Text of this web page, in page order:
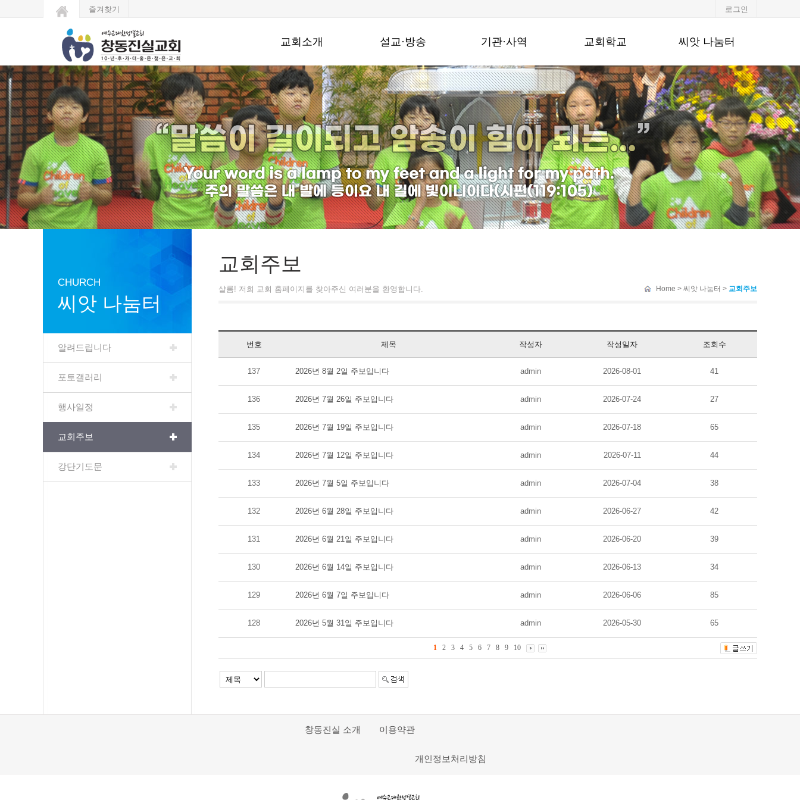
즐겨찾기 로그인
교회소개
창동진실교회는
교회연혁
예배안내
섬기는 이들
찾아오시는길
설교·방송
주일설교
수요밤예배
금요밤기도회
온라인성경공부
특별영상
기관·사역
기관
지역사회와함께
선교사역
교회학교
유·초등부
중·고등부
청년부
씨앗 나눔터
알려드립니다
포토갤러리
행사일정
교회주보
강단기도문
CHURCH
씨앗 나눔터
알려드립니다
포토갤러리
행사일정
교회주보
강단기도문
교회주보
샬롬! 저희 교회 홈페이지를 찾아주신 여러분을 환영합니다. Home > 씨앗 나눔터 > 교회주보
번호 제목 작성자 작성일자 조회수
137 2026년 8월 2일 주보입니다 admin 2026-08-01 41
136 2026년 7월 26일 주보입니다 admin 2026-07-24 27
135 2026년 7월 19일 주보입니다 admin 2026-07-18 65
134 2026년 7월 12일 주보입니다 admin 2026-07-11 44
133 2026년 7월 5일 주보입니다 admin 2026-07-04 38
132 2026년 6월 28일 주보입니다 admin 2026-06-27 42
131 2026년 6월 21일 주보입니다 admin 2026-06-20 39
130 2026년 6월 14일 주보입니다 admin 2026-06-13 34
129 2026년 6월 7일 주보입니다 admin 2026-06-06 85
128 2026년 5월 31일 주보입니다 admin 2026-05-30 65
1 2 3 4 5 6 7 8 9 10
창동진실 소개 이용약관
개인정보처리방침